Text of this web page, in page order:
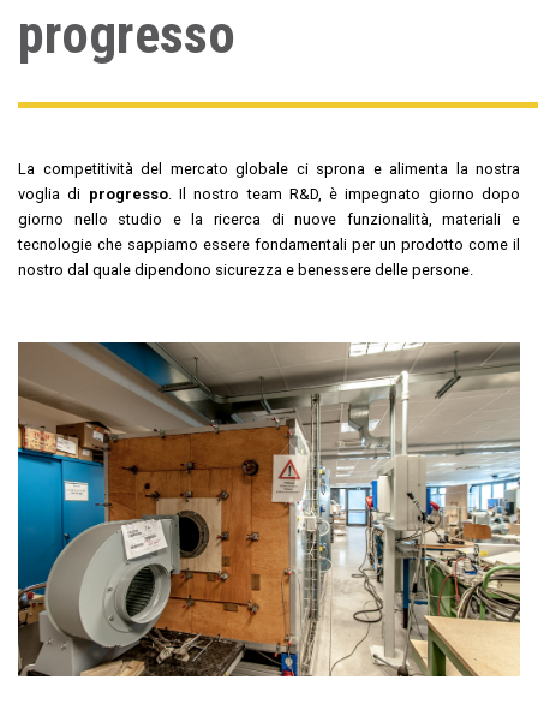
progresso
La competitività del mercato globale ci sprona e alimenta la nostra
voglia di progresso. Il nostro team R&D, è impegnato giorno dopo
giorno nello studio e la ricerca di nuove funzionalità, materiali e
tecnologie che sappiamo essere fondamentali per un prodotto come il
nostro dal quale dipendono sicurezza e benessere delle persone.